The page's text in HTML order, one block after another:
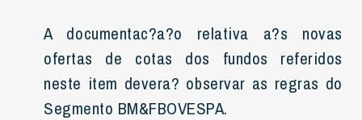
A documentac?a?o relativa a?s novas
ofertas de cotas dos fundos referidos
neste item devera? observar as regras do
Segmento BM&FBOVESPA.